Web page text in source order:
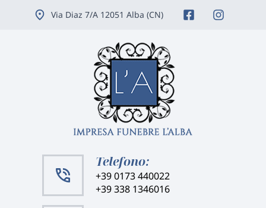
Via Diaz 7/A 12051 Alba (CN)
Telefono:
+39 0173 440022
+39 338 1346016